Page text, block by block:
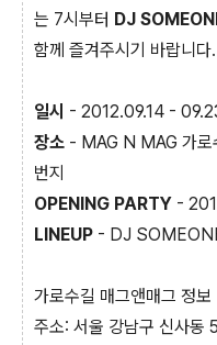
는 7시부터 DJ
함께 즐겨주시기 바랍니다.
일시 - 2012.09.14 -
장소 - MAG N MAG 가로
번지
OPENING PARTY -
LINEUP - DJ
가로수길 매그앤매그 정보
주소: 서울 강남구 신사동